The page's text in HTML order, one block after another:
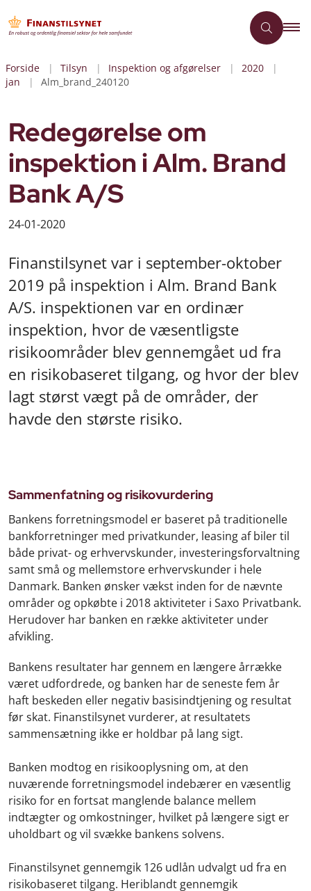
Forside Tilsyn Inspektion og afgørelser
2020
jan
Alm_brand_240120
Redegørelse om
inspektion i Alm. Brand
Bank A/S
24-01-2020
Finanstilsynet var i september-oktober
2019 på inspektion i Alm. Brand Bank
A/S. inspektionen var en ordinær
inspektion, hvor de væsentligste
risikoområder blev gennemgået ud fra
en risikobaseret tilgang, og hvor der blev
lagt størst vægt på de områder, der
havde den største risiko.
Sammenfatning og risikovurdering
Bankens forretningsmodel er baseret på traditionelle
bankforretninger med privatkunder, leasing af biler til
både privat- og erhvervskunder, investeringsforvaltning
samt små og mellemstore erhvervskunder i hele
Danmark. Banken ønsker vækst inden for de nævnte
områder og opkøbte i 2018 aktiviteter i Saxo Privatbank.
Herudover har banken en række aktiviteter under
afvikling.
Bankens resultater har gennem en længere årrække
været udfordrede, og banken har de seneste fem år
haft beskeden eller negativ basisindtjening og resultat
før skat. Finanstilsynet vurderer, at resultatets
sammensætning ikke er holdbar på lang sigt.
Banken modtog en risikooplysning om, at den
nuværende forretningsmodel indebærer en væsentlig
risiko for en fortsat manglende balance mellem
indtægter og omkostninger, hvilket på længere sigt er
uholdbart og vil svække bankens solvens.
Finanstilsynet gennemgik 126 udlån udvalgt ud fra en
risikobaseret tilgang. Heriblandt gennemgik